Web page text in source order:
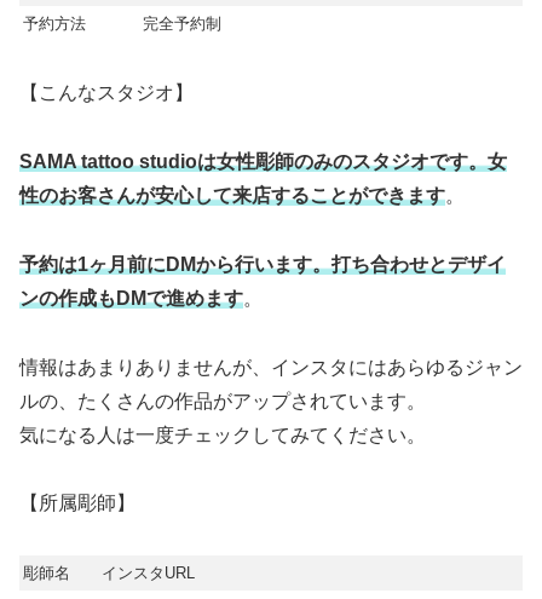
予約方法
完全予約制
【こんなスタジオ】
SAMA tattoo studioは女性彫師のみのスタジオです。女
性のお客さんが安心して来店することができます。
予約は1ヶ月前にDMから行います。打ち合わせとデザイ
ンの作成もDMで進めます。
情報はあまりありませんが、インスタにはあらゆるジャン
ルの、たくさんの作品がアップされています。
気になる人は一度チェックしてみてください。
【所属彫師】
彫師名
インスタURL